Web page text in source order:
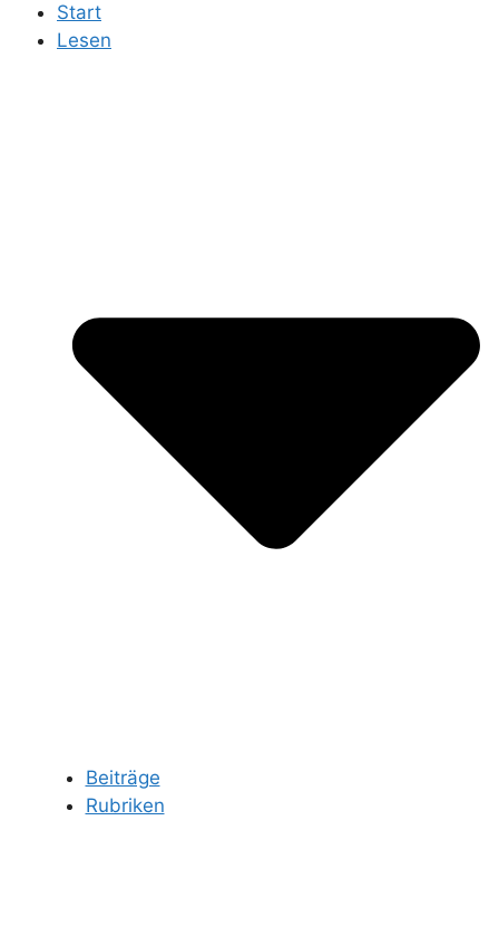
Start
Lesen
Beiträge
Rubriken